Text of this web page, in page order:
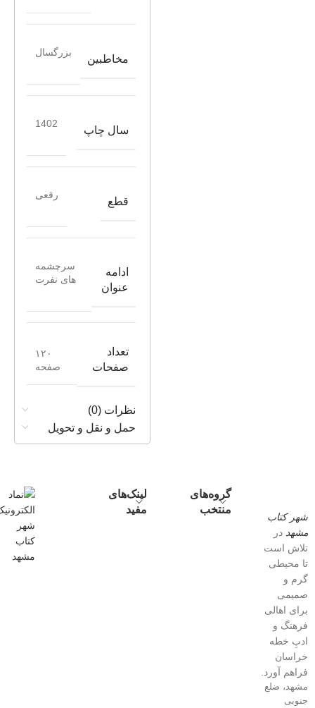
مخاطبین
بزرگسال
سال چاپ
1402
قطع
رقعی
ادامه
عنوان
سرچشمه
های نفرت
تعداد
صفحات
۱۲۰
صفحه
نظرات (0)
حمل و نقل و تحویل
شهر کتاب
مشهد در
تلاش است
تا محیطی
گرم و
صمیمی
برای اهالی
فرهنگ و
ادبِ خطه
خراسان
فراهم آورد.
مشهد، ضلع
جنوبی
گروه‌های
منتخب
لینک‌های
مفید